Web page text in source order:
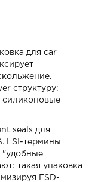
для car
структуру:
силиконовые
seals для
LSI-термины
"удобные
такая упаковка
ESD-